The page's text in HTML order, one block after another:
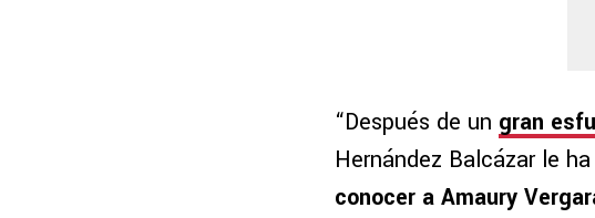
“Después de un gran
Hernández Balcázar le
conocer a Amaury